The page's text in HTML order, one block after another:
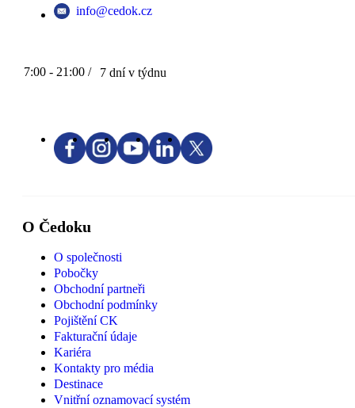
info@cedok.cz
7:00 - 21:00 / 7 dní v týdnu
O Čedoku
O společnosti
Pobočky
Obchodní partneři
Obchodní podmínky
Pojištění CK
Fakturační údaje
Kariéra
Kontakty pro média
Destinace
Vnitřní oznamovací systém